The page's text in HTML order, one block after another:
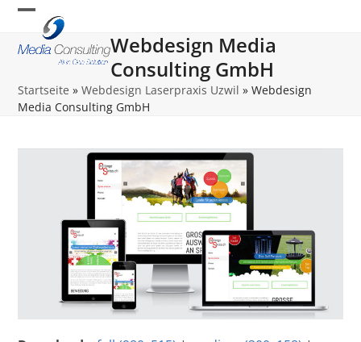
Skip
content
Open
mobile
menu
Close
mobile
menu
Webdesign Media
Consulting GmbH
Startseite »Webdesign Laserpraxis Uzwil »Webdesign
Media Consulting GmbH